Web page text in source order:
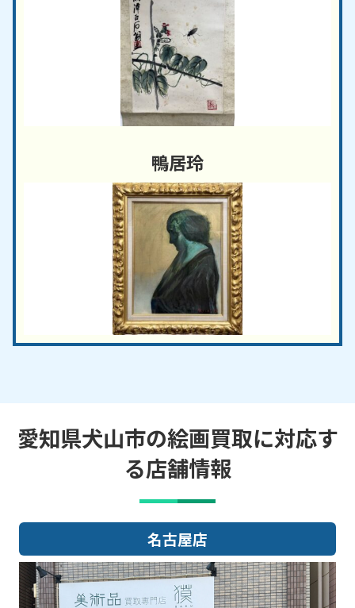
鴨居玲
愛知県犬山市の絵画買取に対応す
る店舗情報
名古屋店